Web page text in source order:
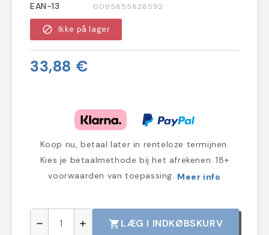
EAN-13 0095855628592
block Ikke på lager
33,88 €
Koop nu, betaal later in renteloze termijnen.
Kies je betaalmethode bij het afrekenen. 18+
voorwaarden van toepassing. Meer info
remove add shopping_cart LÆG I INDKØBSKURV